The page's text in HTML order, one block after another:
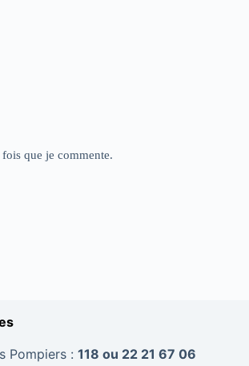
que je commente.
Pompiers : 118 ou 22 21 67 06